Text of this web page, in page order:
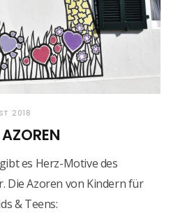
2018
es Herz-Motive des
Die Azoren von Kindern für
& Teens: